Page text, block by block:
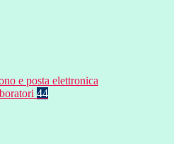
e posta elettronica
44